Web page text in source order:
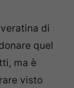
di
quel
ma è
visto